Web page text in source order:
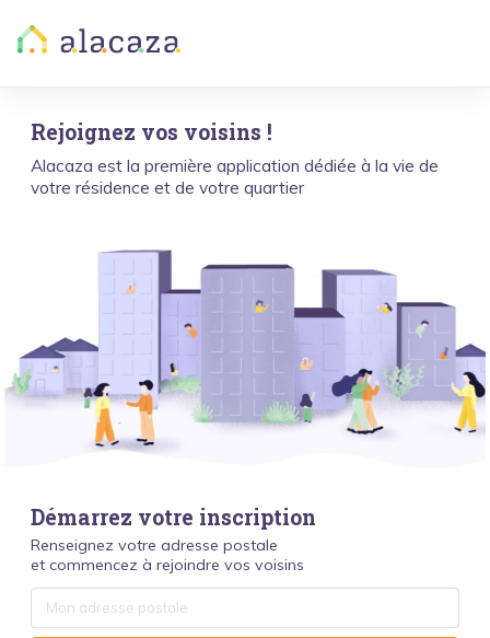
Rejoignez vos voisins !
Alacaza est la première application dédiée à la vie de
votre résidence et de votre quartier
Démarrez votre inscription
Renseignez votre adresse postale
et commencez à rejoindre vos voisins